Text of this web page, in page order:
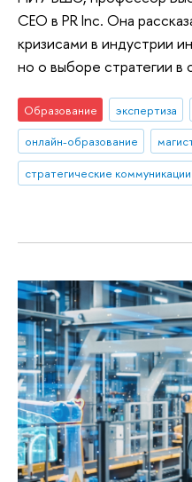
CEO в PR Inc. Она
кризисами в индустрии
но о выборе стратегии в
Образование экспертиза
онлайн-образование
стратегические коммуникации